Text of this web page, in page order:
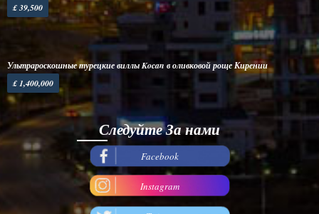
£ 39,500
Ультрароскошные турецкие виллы Kocan в оливковой роще Кирении
£ 1,400,000
Следуйте За нами
Facebook
Instagram